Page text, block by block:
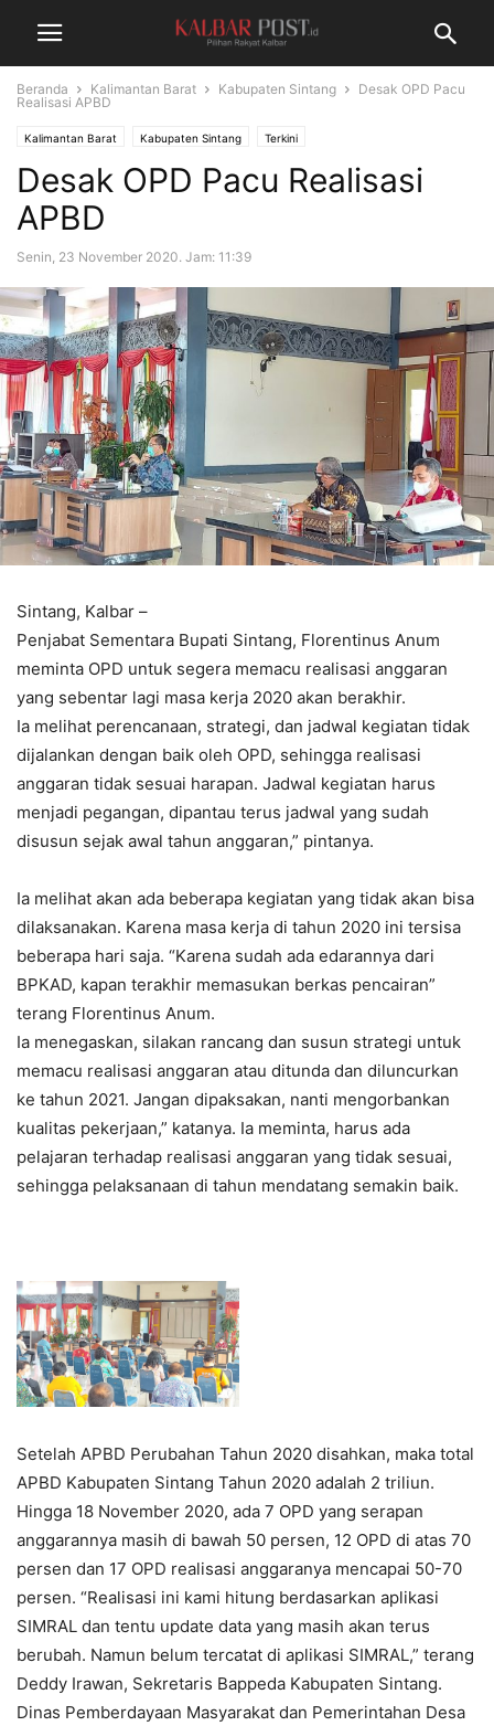
Beranda Kalimantan Barat Kabupaten Sintang
Desak OPD Pacu
Realisasi APBD
Kalimantan Barat Kabupaten Sintang Terkini
Desak OPD Pacu Realisasi
APBD
Senin, 23 November 2020. Jam: 11:39
Sintang, Kalbar –
Penjabat Sementara Bupati Sintang, Florentinus Anum
meminta OPD untuk segera memacu realisasi anggaran
yang sebentar lagi masa kerja 2020 akan berakhir.
Ia melihat perencanaan, strategi, dan jadwal kegiatan tidak
dijalankan dengan baik oleh OPD, sehingga realisasi
anggaran tidak sesuai harapan. Jadwal kegiatan harus
menjadi pegangan, dipantau terus jadwal yang sudah
disusun sejak awal tahun anggaran,” pintanya.
Ia melihat akan ada beberapa kegiatan yang tidak akan bisa
dilaksanakan. Karena masa kerja di tahun 2020 ini tersisa
beberapa hari saja. “Karena sudah ada edarannya dari
BPKAD, kapan terakhir memasukan berkas pencairan”
terang Florentinus Anum.
Ia menegaskan, silakan rancang dan susun strategi untuk
memacu realisasi anggaran atau ditunda dan diluncurkan
ke tahun 2021. Jangan dipaksakan, nanti mengorbankan
kualitas pekerjaan,” katanya. Ia meminta, harus ada
pelajaran terhadap realisasi anggaran yang tidak sesuai,
sehingga pelaksanaan di tahun mendatang semakin baik.
Setelah APBD Perubahan Tahun 2020 disahkan, maka total
APBD Kabupaten Sintang Tahun 2020 adalah 2 triliun.
Hingga 18 November 2020, ada 7 OPD yang serapan
anggarannya masih di bawah 50 persen, 12 OPD di atas 70
persen dan 17 OPD realisasi anggaranya mencapai 50-70
persen. “Realisasi ini kami hitung berdasarkan aplikasi
SIMRAL dan tentu update data yang masih akan terus
berubah. Namun belum tercatat di aplikasi SIMRAL,” terang
Deddy Irawan, Sekretaris Bappeda Kabupaten Sintang.
Dinas Pemberdayaan Masyarakat dan Pemerintahan Desa